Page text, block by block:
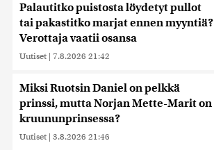
Palautitko puistosta löydetyt pullot
tai pakastitko marjat ennen myyntiä?
Verottaja vaatii osansa
Uutiset | 7.8.2026 21:42
Miksi Ruotsin Daniel on pelkkä
prinssi, mutta Norjan Mette-Marit on
kruununprinsessa?
Uutiset | 3.8.2026 21:46